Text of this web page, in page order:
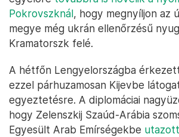
Pokrovszknál, hogy megnyíljon az
megye még ukrán ellenőrzésű
Kramatorszk felé.
A hétfőn Lengyelországba
ezzel párhuzamosan Kijevbe
egyeztetésre. A diplomáciai
hogy Zelenszkij Szaúd-Arábia
Egyesült Arab Emírségekbe utazott